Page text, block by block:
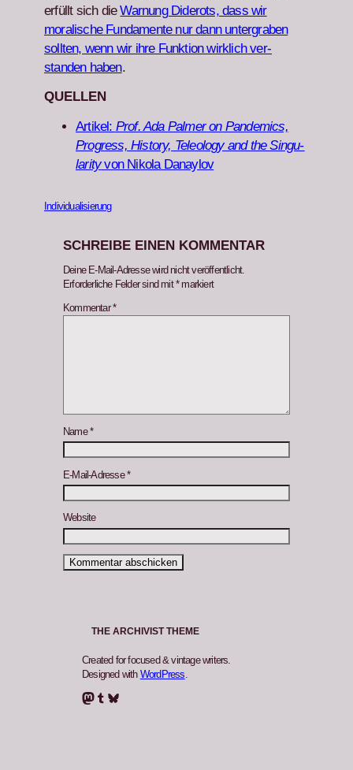
erfüllt sich dieWar­nung Diderots, dass wir
moralis­che Fun­da­mente nur dann unter­graben
soll­ten, wenn wir ihre Funk­tion wirk­lich ver­
standen haben.
QUELLEN
Artikel: Prof. Ada Palmer on Pan­demics,
Progress, His­to­ry, Tele­ol­o­gy and the Sin­gu­
lar­i­tyvon Niko­la Danaylov
Individualisierung
SCHREIBE EINEN KOMMENTAR
Deine E-Mail-Adresse wird nicht veröffentlicht.
Erforderliche Felder sind mit*markiert
Kommentar*
Name*
E-Mail-Adresse*
Website
THE ARCHIVIST THEME
Created for focused & vintage writers.
Designed with WordPress.
Mastodon Tumblr Bluesky